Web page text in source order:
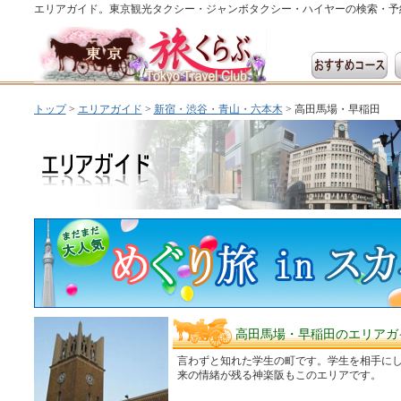
エリアガイド。東京観光タクシー・ジャンボタクシー・ハイヤーの検索・予
トップ> エリアガイド > 新宿・渋谷・青山・六本木> 高田馬場・早稲田
高田馬場・早稲田のエリアガ
言わずと知れた学生の町です。学生を相手に
来の情緒が残る神楽阪もこのエリアです。